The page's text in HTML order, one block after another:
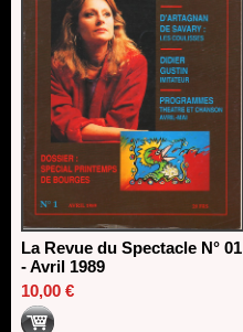
La Revue du Spectacle N° 01
- Avril 1989
10,00 €